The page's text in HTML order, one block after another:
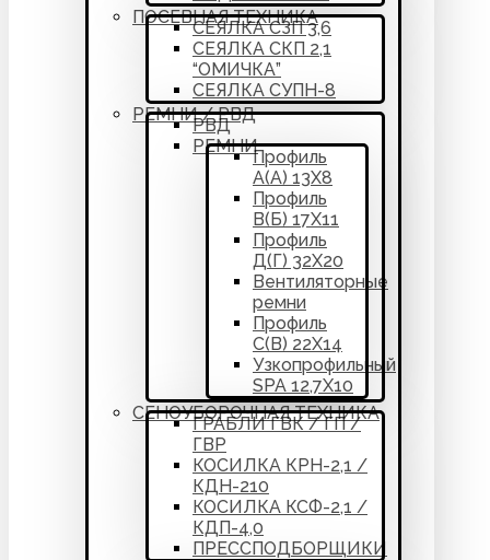
ПОСЕВНАЯ ТЕХНИКА
СЕЯЛКА СЗП 3,6
СЕЯЛКА СКП 2,1
“ОМИЧКА”
СЕЯЛКА СУПН-8
РЕМНИ / РВД
РВД
РЕМНИ
Профиль
А(А) 13Х8
Профиль
В(Б) 17Х11
Профиль
Д(Г) 32Х20
Вентиляторные
ремни
Профиль
С(В) 22Х14
Узкопрофильный
SPA 12,7Х10
СЕНОУБОРОЧНАЯ ТЕХНИКА
ГРАБЛИ ГВК / ГП /
ГВР
КОСИЛКА КРН-2,1 /
КДН-210
КОСИЛКА КСФ-2,1 /
КДП-4,0
ПРЕССПОДБОРЩИКИ